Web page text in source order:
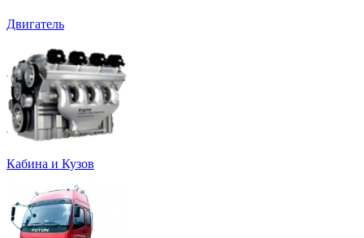
Двигатель
Кабина и Кузов